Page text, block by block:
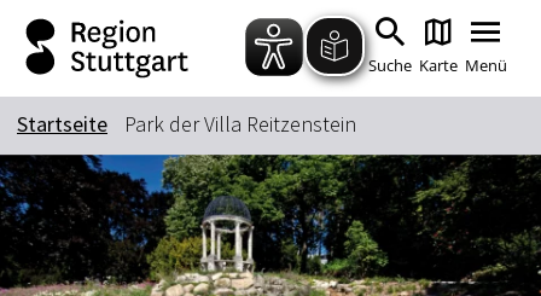
Zum Hauptinhalt springen
Zur Suche springen
Zur Hauptnavigation
Zum Footer springen
Suche Karte Menü
Suchbegriff
Das könnte Sie interessieren
Startseite Park der Villa Reitzenstein